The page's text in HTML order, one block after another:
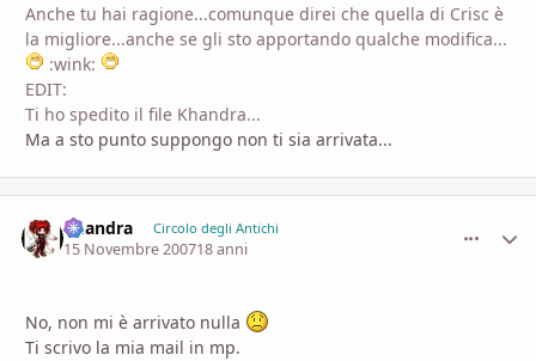
Anche tu hai ragione...comunque direi che quella di Crisc è
la migliore...anche se gli sto apportando qualche modifica...
:wink:
EDIT:
Ti ho spedito il file Khandra...
Ma a sto punto suppongo non ti sia arrivata...
khandra Circolo degli Antichi
15 Novembre 200718 anni
No, non mi è arrivato nulla
Ti scrivo la mia mail in mp.